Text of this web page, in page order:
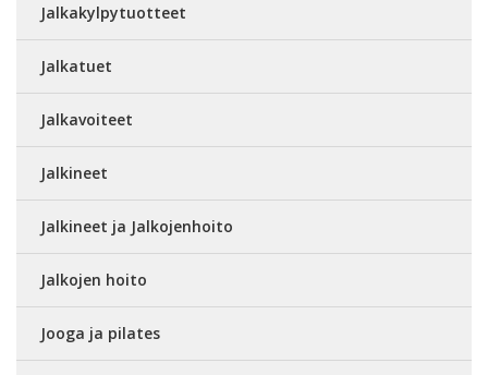
Jalkakylpytuotteet
Jalkatuet
Jalkavoiteet
Jalkineet
Jalkineet ja Jalkojenhoito
Jalkojen hoito
Jooga ja pilates